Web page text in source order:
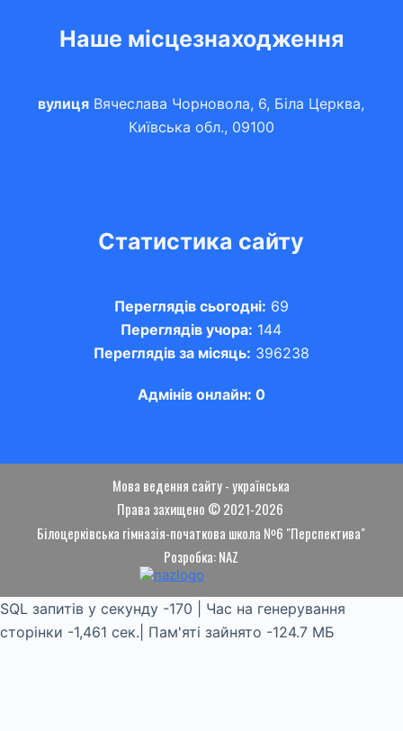
Наше місцезнаходження
вулиця Вячеслава Чорновола, 6, Біла Церква,
Київська обл., 09100
Статистика сайту
Переглядів сьогодні: 69
Переглядів учора: 144
Переглядів за місяць: 396238
Адмінів онлайн: 0
Мова ведення сайту - українська
Права захищено © 2021-2026
Білоцерківська гімназія-початкова школа №6 "Перспектива"
Розробка: NAZ
SQL запитів у секунду -170 | Час на генерування
сторінки -1,461 сек.| Пам'яті зайнято -124.7 МБ